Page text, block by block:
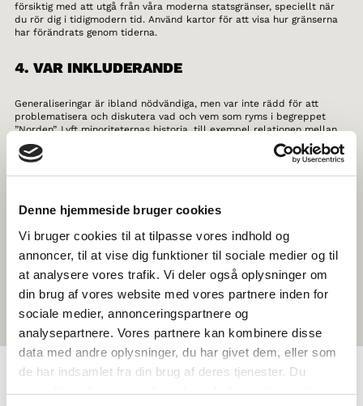
Denne hjemmeside bruger cookies
Vi bruger cookies til at tilpasse vores indhold og
annoncer, til at vise dig funktioner til sociale medier og til
at analysere vores trafik. Vi deler også oplysninger om
din brug af vores website med vores partnere inden for
sociale medier, annonceringspartnere og
analysepartnere. Vores partnere kan kombinere disse
data med andre oplysninger, du har givet dem, eller som
de har indsamlet fra din brug af deres tjenester. Du
samtykker til vores cookies, hvis du fortsætter med at
försiktig med att utgå från våra moderna statsgränser, speciellt när
du rör dig i tidigmodern tid. Använd kartor för att visa hur gränserna
har förändrats genom tiderna.
4. VAR INKLUDERANDE
Generaliseringar är ibland nödvändiga, men var inte rädd för att
problematisera och diskutera vad och vem som ryms i begreppet
”Norden”. Lyft minoriteternas historia, till exempel relationen mellan
Grönland och Danmark, samernas rättigheter och identitet, och glöm
inte mindre kända grupper som tatarerna i Finland.
specialkurs, studiebesök eller resa? Kanske en kurs i nordisk historia
eller en resa till Köpenhamn för att ta reda på vad Nordiska rådet
gör? Det är bara fantasin som sätter gränserna för vad temat eller
resmålet kan vara.